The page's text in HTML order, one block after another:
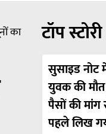
का
टॉप स्टोरी
सुसाइड नोट
युवक की मौत
पैसों की
पहले लिख